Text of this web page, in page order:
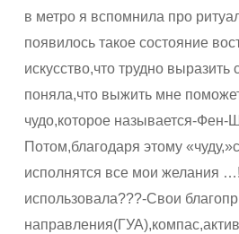
в метро я вспомнила про
появилось такое состояние
искусство,что трудно выразить
поняла,что выжить мне
чудо,которое называется-Фен-
Потом,благодаря этому
исполнятся все мои желания
использовала???-Свои